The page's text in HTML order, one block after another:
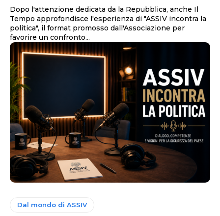
Dopo l'attenzione dedicata da la Repubblica, anche Il
Tempo approfondisce l'esperienza di "ASSIV incontra la
politica", il format promosso dall'Associazione per
favorire un confronto...
Dal mondo di ASSIV